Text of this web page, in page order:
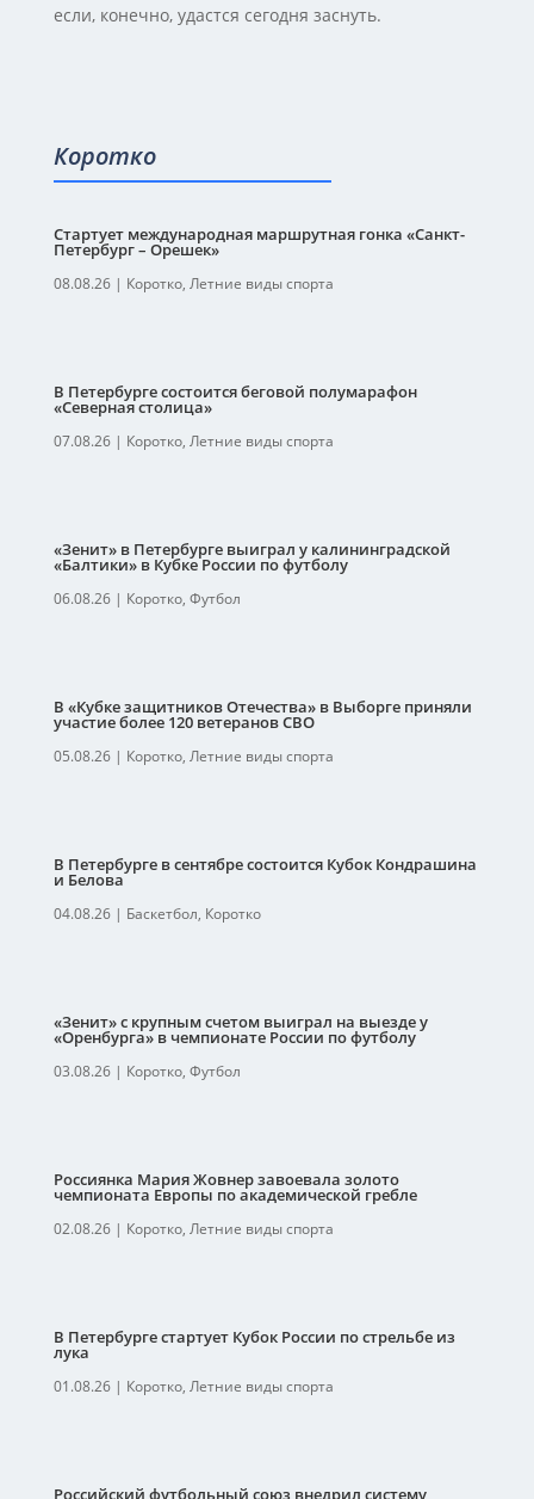
если, конечно, удастся сегодня заснуть.
Коротко
Стартует международная маршрутная гонка «Санкт-
Петербург – Орешек»
08.08.26| Коротко, Летние виды спорта
В Петербурге состоится беговой полумарафон
«Северная столица»
07.08.26| Коротко, Летние виды спорта
«Зенит» в Петербурге выиграл у калининградской
«Балтики» в Кубке России по футболу
06.08.26| Коротко, Футбол
В «Кубке защитников Отечества» в Выборге приняли
участие более 120 ветеранов СВО
05.08.26| Коротко, Летние виды спорта
В Петербурге в сентябре состоится Кубок Кондрашина
и Белова
04.08.26| Баскетбол, Коротко
«Зенит» с крупным счетом выиграл на выезде у
«Оренбурга» в чемпионате России по футболу
03.08.26| Коротко, Футбол
Россиянка Мария Жовнер завоевала золото
чемпионата Европы по академической гребле
02.08.26| Коротко, Летние виды спорта
В Петербурге стартует Кубок России по стрельбе из
лука
01.08.26| Коротко, Летние виды спорта
Российский футбольный союз внедрил систему